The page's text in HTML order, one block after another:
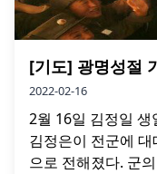
[기도] 광명성절
2022-02-16
2월 16일 김정일 생
김정은이 전군에
으로 전해졌다. 군